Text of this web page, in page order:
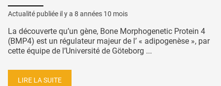
Actualité publiée il y a 8 années 10 mois
La découverte qu’un gène, Bone Morphogenetic Protein 4
(BMP4) est un régulateur majeur de l’ « adipogenèse », par
cette équipe de l’Université de Göteborg ...
LIRE LA SUITE